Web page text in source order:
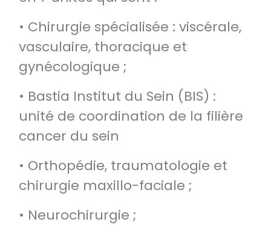
• Chirurgie spécialisée : viscérale,
vasculaire, thoracique et
gynécologique ;
• Bastia Institut du Sein (BIS) :
unité de coordination de la filière
cancer du sein
• Orthopédie, traumatologie et
chirurgie maxillo-faciale ;
• Neurochirurgie ;